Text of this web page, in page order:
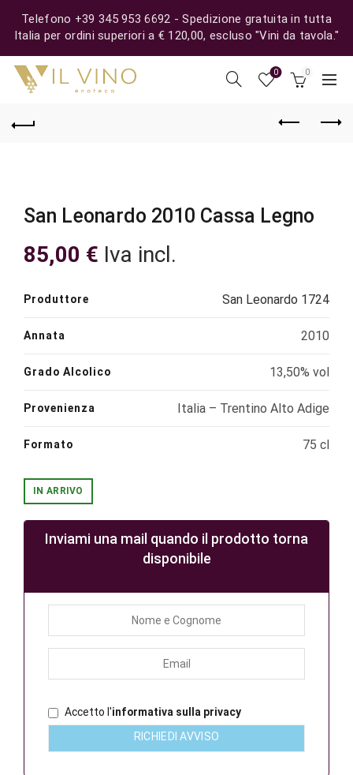
Telefono +39 345 953 6692 - Spedizione gratuita in tutta
Italia per ordini superiori a € 120,00, escluso "Vini da tavola."
0 0
San Leonardo 2010 Cassa Legno
85,00 € Iva incl.
Produttore San Leonardo 1724
Annata 2010
Grado Alcolico 13,50% vol
Provenienza Italia – Trentino Alto Adige
Formato 75 cl
IN ARRIVO
Inviami una mail quando il prodotto torna
disponibile
Accetto l'informativa sulla privacy
RICHIEDI AVVISO